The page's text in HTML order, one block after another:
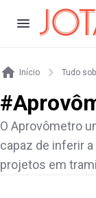
Início Tudo
#
O Aprovômetro
capaz de inferir
projetos em